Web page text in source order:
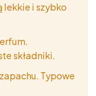
lekkie i szybko
składniki.
Typowe